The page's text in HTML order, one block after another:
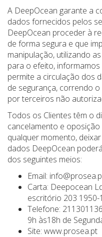
A DeepOcean garante a
dados fornecidos pelos
DeepOcean proceder à
de forma segura e que
manipulação, utilizando
para o efeito,
permite a circulação dos
de segurança, correndo
por terceiros não
Todos os Clientes têm o
cancelamento e
qualquer momento,
dados DeepOcean
dos seguintes meios:
Email:
Carta: Deepocean
escritório 203 1950-
Telefone:
9h às18h de
Site: www.prosea.pt